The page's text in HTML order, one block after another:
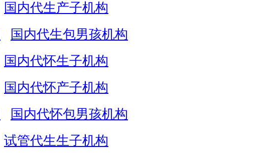
国内代生产子机构
国内代生包男孩机构
国内代怀生子机构
国内代怀产子机构
国内代怀包男孩机构
试管代生生子机构